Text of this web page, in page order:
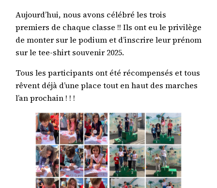
Aujourd’hui, nous avons célébré les trois
premiers de chaque classe !! Ils ont eu le privilège
de monter sur le podium et d’inscrire leur prénom
sur le tee-shirt souvenir 2025.
Tous les participants ont été récompensés et tous
rêvent déjà d’une place tout en haut des marches
l’an prochain ! ! !